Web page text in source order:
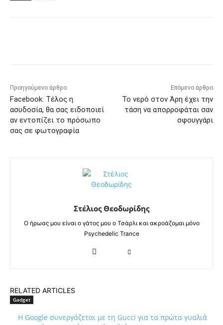
Προηγούμενο άρθρο
Facebook: Τέλος η
ασυδοσία, θα σας ειδοποιεί
αν εντοπίζει το πρόσωπο
σας σε φωτογραφία
Επόμενο άρθρο
Το νερό στον Άρη έχει την
τάση να απορροφάται σαν
σφουγγάρι
Στέλιος Θεοδωρίδης
Ο ήρωας μου είναι ο γάτος μου ο Τσάρλι και ακροάζομαι μόνο
Psychedelic Trance
RELATED ARTICLES
Gadget
Η Google συνεργάζεται με τη Gucci για τα πρώτα γυαλιά